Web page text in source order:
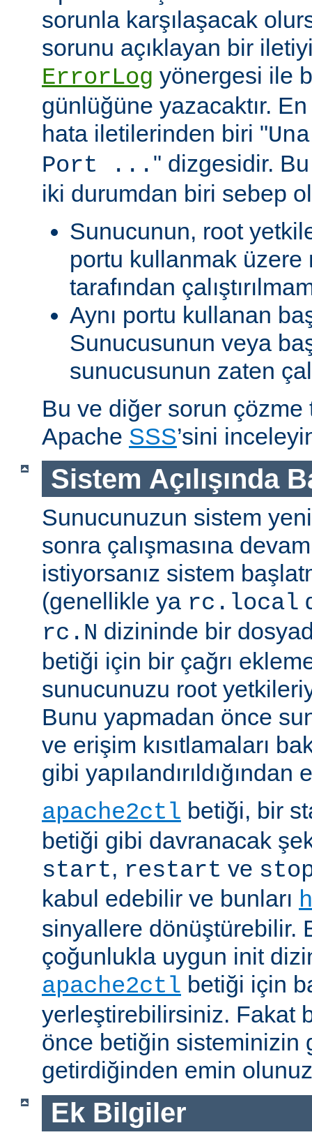
sorunla karşılaşacak
sorunu açıklayan bir
ErrorLog yönergesi ile
günlüğüne yazacaktır. En
hata iletilerinden biri "
Port ... " dizgesidir.
iki durumdan biri sebep
Sunucunun, root
portu kullanmak üzere
tarafından
Aynı portu kullanan
Sunucusunun veya
sunucusunun zaten
Bu ve diğer sorun çözme
Apache SSS’sini
Sistem Açılışında
Sunucunuzun sistem
sonra çalışmasına
istiyorsanız sistem
(genellikle ya rc.local
rc.N dizininde bir
betiği için bir çağrı
sunucunuzu root
Bunu yapmadan önce
ve erişim kısıtlamaları
gibi
apache2ctl betiği, bir
betiği gibi davranacak
start, restart ve
kabul edebilir ve bunları
sinyallere dönüştürebilir.
çoğunlukla uygun init
apache2ctl betiği için
yerleştirebilirsiniz. Fakat
önce betiğin sisteminizin
getirdiğinden emin
Ek Bilgiler